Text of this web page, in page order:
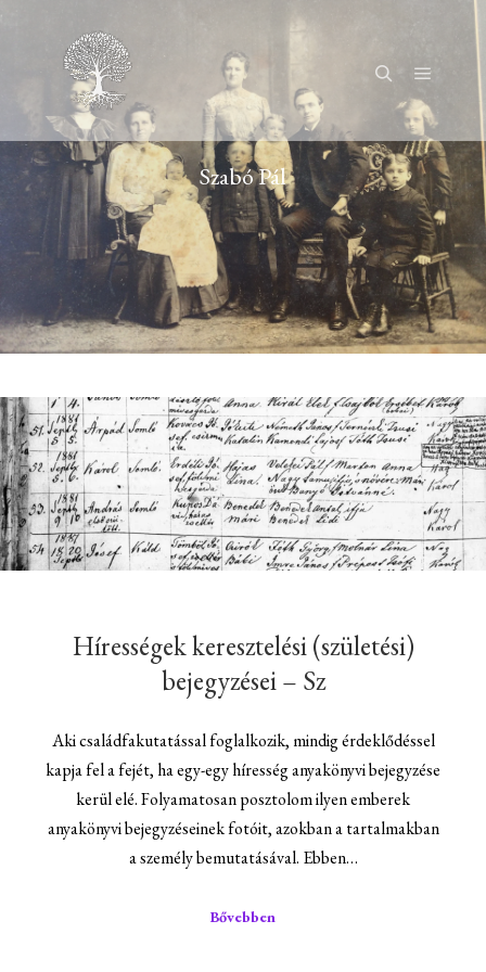
KeresésFőmenü
Szabó Pál
Hírességek keresztelési (születési)
bejegyzései – Sz
Aki családfakutatással foglalkozik, mindig érdeklődéssel
kapja fel a fejét, ha egy-egy híresség anyakönyvi bejegyzése
kerül elé. Folyamatosan posztolom ilyen emberek
anyakönyvi bejegyzéseinek fotóit, azokban a tartalmakban
a személy bemutatásával. Ebben…
Bővebben